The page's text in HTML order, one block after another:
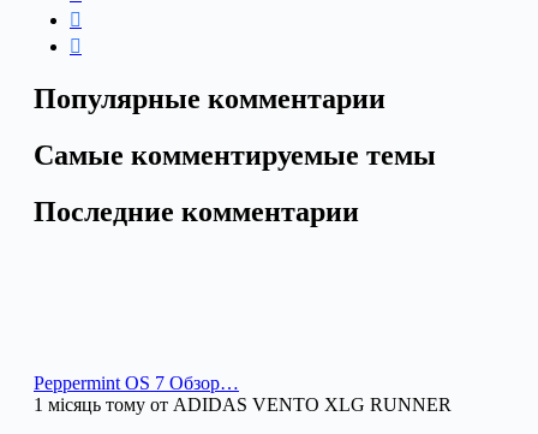
Популярные комментарии
Самые комментируемые темы
Последние комментарии
Peppermint OS 7 Обзор…
1 місяць тому от ADIDAS VENTO XLG RUNNER